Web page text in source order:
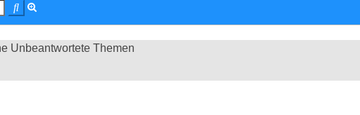
Suche
Unbeantwortete Themen